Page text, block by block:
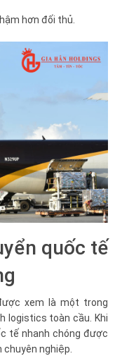
hơn đối thủ.
quốc tế
xem là một trong
logistics toàn cầu. Khi
tế nhanh chóng được
nghiệp.